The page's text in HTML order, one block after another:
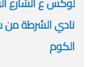
نادي الشرطة من
الكوم